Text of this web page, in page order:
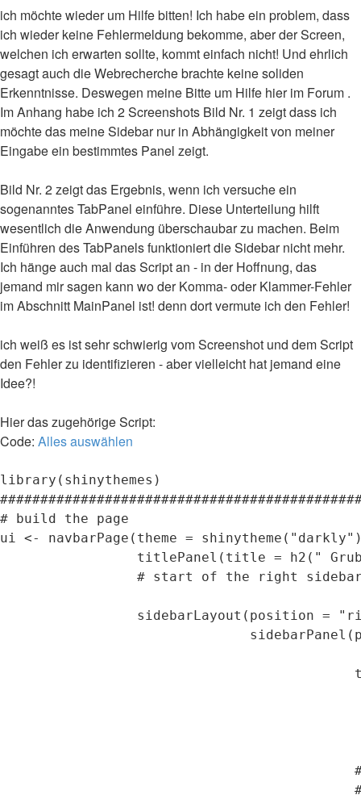
ich möchte wieder um Hilfe bitten! Ich habe ein problem, dass
ich wieder keine Fehlermeldung bekomme, aber der Screen,
welchen ich erwarten sollte, kommt einfach nicht! Und ehrlich
gesagt auch die Webrecherche brachte keine soliden
Erkenntnisse. Deswegen meine Bitte um Hilfe hier im Forum .
Im Anhang habe ich 2 Screenshots Bild Nr. 1 zeigt dass ich
möchte das meine Sidebar nur in Abhängigkeit von meiner
Eingabe ein bestimmtes Panel zeigt.
Bild Nr. 2 zeigt das Ergebnis, wenn ich versuche ein
sogenanntes TabPanel einführe. Diese Unterteilung hilft
wesentlich die Anwendung überschaubar zu machen. Beim
Einführen des TabPanels funktioniert die Sidebar nicht mehr.
Ich hänge auch mal das Script an - in der Hoffnung, das
jemand mir sagen kann wo der Komma- oder Klammer-Fehler
im Abschnitt MainPanel ist! denn dort vermute ich den Fehler!
ich weiß es ist sehr schwierig vom Screenshot und dem Script
den Fehler zu identifizieren - aber vielleicht hat jemand eine
Idee?!
Hier das zugehörige Script:
Code: Alles auswählen